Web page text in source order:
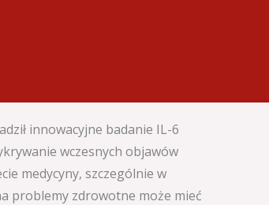
innowacyjne badanie IL-6
wczesnych objawów
medycyny, szczególnie w
problemy zdrowotne może mieć